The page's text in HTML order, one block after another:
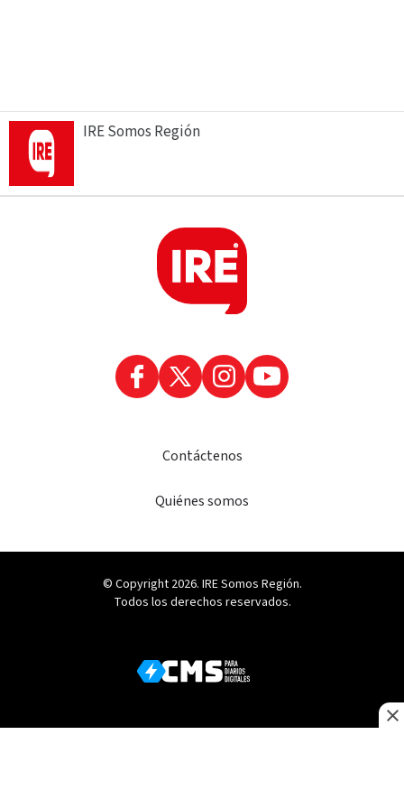
IRE Somos Región
Contáctenos
Quiénes somos
© Copyright 2026. IRE Somos Región.
Todos los derechos reservados.